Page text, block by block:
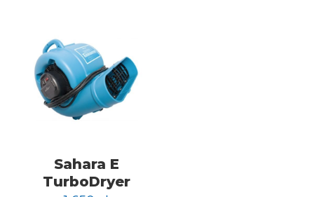
Sahara E
TurboDryer